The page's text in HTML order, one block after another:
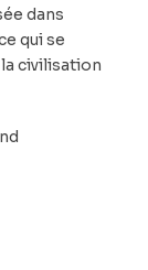
dans
qui se
civilisation